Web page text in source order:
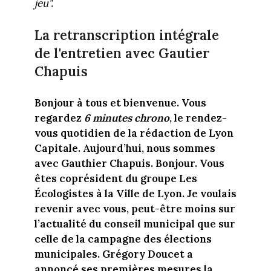
jeu".
La retranscription intégrale
de l'entretien avec Gautier
Chapuis
Bonjour à tous et bienvenue. Vous
regardez 6 minutes chrono, le rendez-
vous quotidien de la rédaction de Lyon
Capitale. Aujourd’hui, nous sommes
avec Gauthier Chapuis. Bonjour. Vous
êtes coprésident du groupe Les
Écologistes à la Ville de Lyon. Je voulais
revenir avec vous, peut-être moins sur
l’actualité du conseil municipal que sur
celle de la campagne des élections
municipales. Grégory Doucet a